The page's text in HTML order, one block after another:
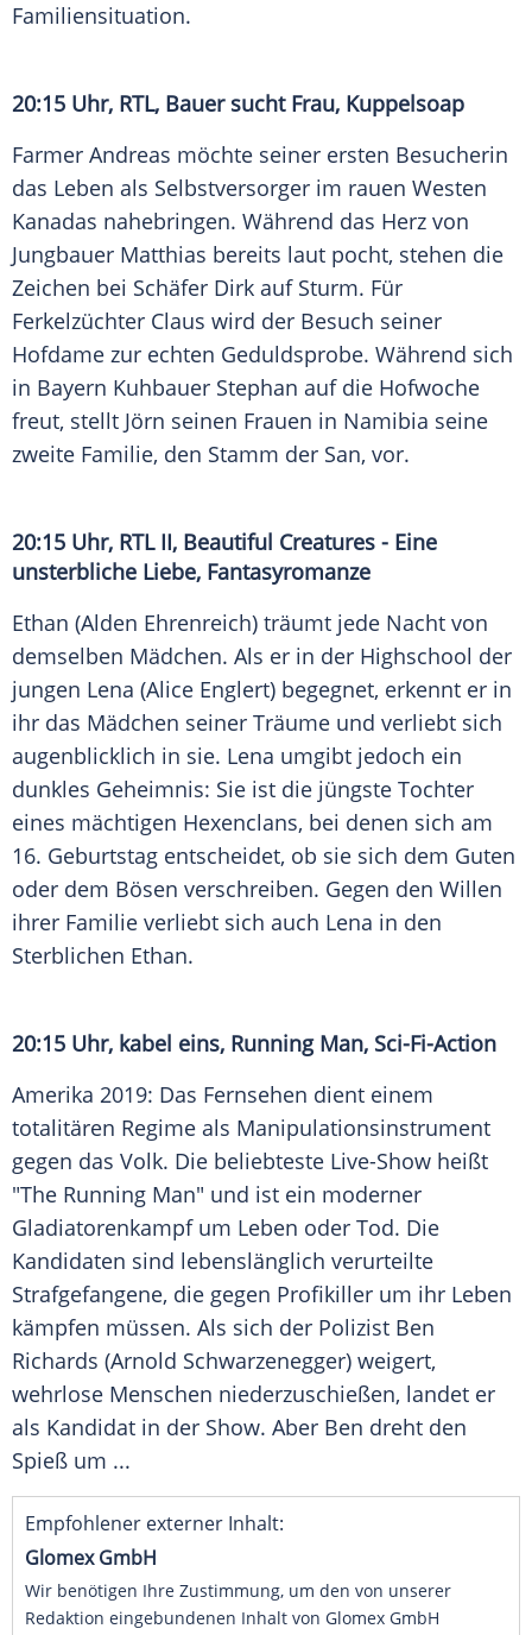
Familiensituation.
20:15 Uhr, RTL, Bauer sucht Frau, Kuppelsoap
Farmer Andreas möchte seiner ersten Besucherin
das Leben als Selbstversorger im rauen Westen
Kanadas nahebringen. Während das Herz von
Jungbauer Matthias bereits laut pocht, stehen die
Zeichen bei Schäfer Dirk auf Sturm. Für
Ferkelzüchter Claus wird der Besuch seiner
Hofdame zur echten Geduldsprobe. Während sich
in Bayern Kuhbauer Stephan auf die Hofwoche
freut, stellt Jörn seinen Frauen in Namibia seine
zweite Familie, den Stamm der San, vor.
20:15 Uhr, RTL II, Beautiful Creatures - Eine
unsterbliche Liebe, Fantasyromanze
Ethan (Alden Ehrenreich) träumt jede Nacht von
demselben Mädchen. Als er in der Highschool der
jungen Lena (Alice Englert) begegnet, erkennt er in
ihr das Mädchen seiner Träume und verliebt sich
augenblicklich in sie. Lena umgibt jedoch ein
dunkles Geheimnis: Sie ist die jüngste Tochter
eines mächtigen Hexenclans, bei denen sich am
16. Geburtstag entscheidet, ob sie sich dem Guten
oder dem Bösen verschreiben. Gegen den Willen
ihrer Familie verliebt sich auch Lena in den
Sterblichen Ethan.
20:15 Uhr, kabel eins, Running Man, Sci-Fi-Action
Amerika 2019: Das Fernsehen dient einem
totalitären Regime als Manipulationsinstrument
gegen das Volk. Die beliebteste Live-Show heißt
"The Running Man" und ist ein moderner
Gladiatorenkampf um Leben oder Tod. Die
Kandidaten sind lebenslänglich verurteilte
Strafgefangene, die gegen Profikiller um ihr Leben
kämpfen müssen. Als sich der Polizist Ben
Richards (Arnold Schwarzenegger) weigert,
wehrlose Menschen niederzuschießen, landet er
als Kandidat in der Show. Aber Ben dreht den
Spieß um ...
Empfohlener externer Inhalt:
Glomex GmbH
Wir benötigen Ihre Zustimmung, um den von unserer
Redaktion eingebundenen Inhalt von Glomex GmbH